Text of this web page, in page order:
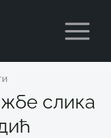
слика